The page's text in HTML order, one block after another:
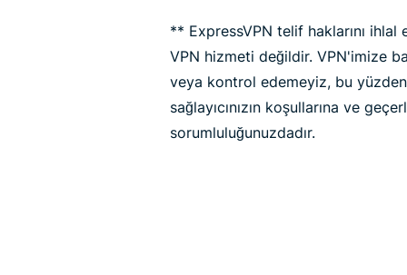
** ExpressVPN telif haklarını
VPN hizmeti değildir. VPN'imize
veya kontrol edemeyiz, bu
sağlayıcınızın koşullarına ve
sorumluluğunuzdadır.